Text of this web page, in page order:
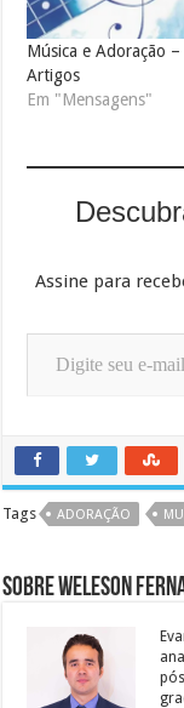
Música e Adoração –
Artigos
Em "Mensagens"
Assine para
Digite seu e-mail…
Tags ADORAÇÃO
Sobre Weleson